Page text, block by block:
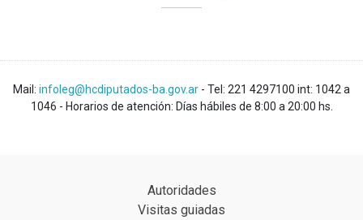
Mail: infoleg@hcdiputados-ba.gov.ar - Tel: 221 4297100 int: 1042 a
1046 - Horarios de atención: Días hábiles de 8:00 a 20:00 hs.
Autoridades
Visitas guiadas